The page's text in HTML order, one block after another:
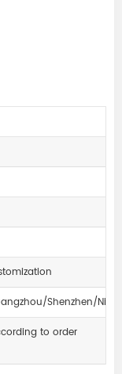
Shenzhen/
to order